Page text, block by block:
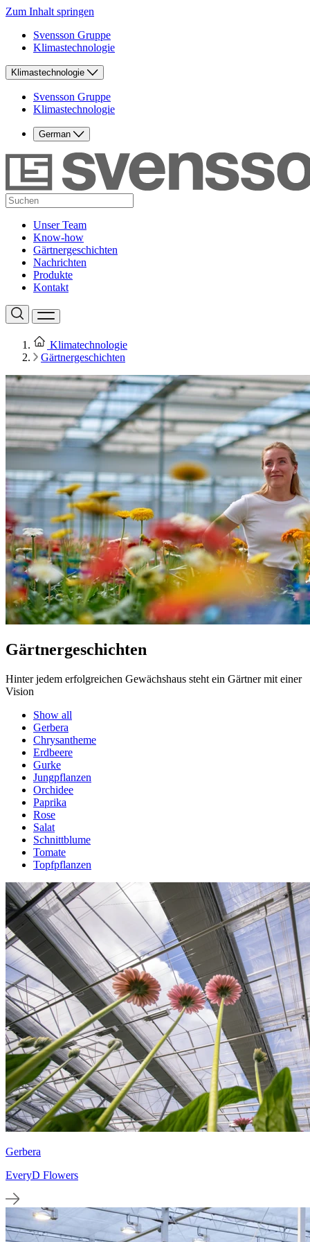
Zum Inhalt springen
Svensson Gruppe
Klimastechnologie
Klimastechnologie
Svensson Gruppe
Klimastechnologie
German
Unser Team
Know-how
Gärtnergeschichten
Nachrichten
Produkte
Kontakt
Klimatechnologie
Gärtnergeschichten
Gärtnergeschichten
Hinter jedem erfolgreichen Gewächshaus steht ein Gärtner mit einer
Vision
Show all
Gerbera
Chrysantheme
Erdbeere
Gurke
Jungpflanzen
Orchidee
Paprika
Rose
Salat
Schnittblume
Tomate
Topfpflanzen
Gerbera
EveryD Flowers